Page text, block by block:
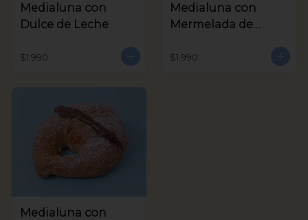
Medialuna con
Dulce de Leche
$1.990
Medialuna con
Mermelada de
$1.990
Medialuna con